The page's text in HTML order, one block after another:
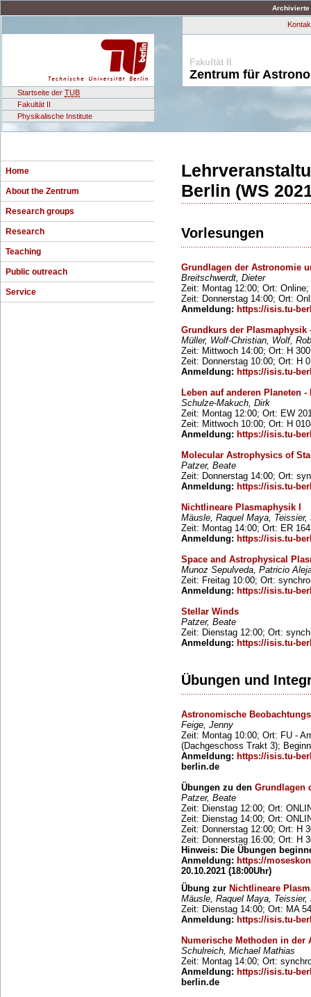
Archivierte
Startseite der TUB
Fakultät II
Physikalische Institute
Fakultät II
Zentrum für
Home
About the Zentrum
Research groups
Research
Teaching
Public outreach
Service
Berlin (WS
Vorlesungen
Grundlagen der Astronomie
Breitschwerdt, Dieter
Zeit: Montag 12:00; Ort:
Zeit: Donnerstag 14:00; Ort:
Anmeldung: https://isis.tu-
Grundkurs der Plasmaphysik
Müller, Wolf-Christian, Wolf,
Zeit: Mittwoch 14:00; Ort: H
Zeit: Donnerstag 10:00; Ort: H
Anmeldung: https://isis.tu-
Leben auf anderen Planeten
Schulze-Makuch, Dirk
Zeit: Montag 12:00; Ort: EW
Zeit: Mittwoch 10:00; Ort: H
Anmeldung: https://isis.tu-
Molecular Astrophysics of
Patzer, Beate
Zeit: Donnerstag 14:00; Ort:
Anmeldung: https://isis.tu-
Nichtlineare Plasmaphysik I
Mäusle, Raquel Maya, Teissier,
Zeit: Montag 14:00; Ort: ER
Anmeldung: https://isis.tu-
Space and Astrophysical
Munoz Sepulveda, Patricio
Zeit: Freitag 10:00; Ort:
Anmeldung: https://isis.tu-
Stellar Winds
Patzer, Beate
Zeit: Dienstag 12:00; Ort:
Anmeldung: https://isis.tu-
Übungen und
Astronomische
Feige, Jenny
Zeit: Montag 10:00; Ort: FU -
(Dachgeschoss Trakt 3);
Anmeldung: https://isis.tu-
berlin.de
Übungen zu den Grundlagen
Patzer, Beate
Zeit: Dienstag 12:00; Ort:
Zeit: Dienstag 14:00; Ort:
Zeit: Donnerstag 12:00; Ort: H
Zeit: Donnerstag 16:00; Ort: H
Hinweis: Die Übungen
Anmeldung: https://
20.10.2021 (18:00Uhr)
Übung zur Nichtlineare
Mäusle, Raquel Maya, Teissier,
Zeit: Dienstag 14:00; Ort: MA
Anmeldung: https://isis.tu-
Numerische Methoden in der
Schulreich, Michael Mathias
Zeit: Montag 14:00; Ort:
Anmeldung: https://isis.tu-
berlin.de